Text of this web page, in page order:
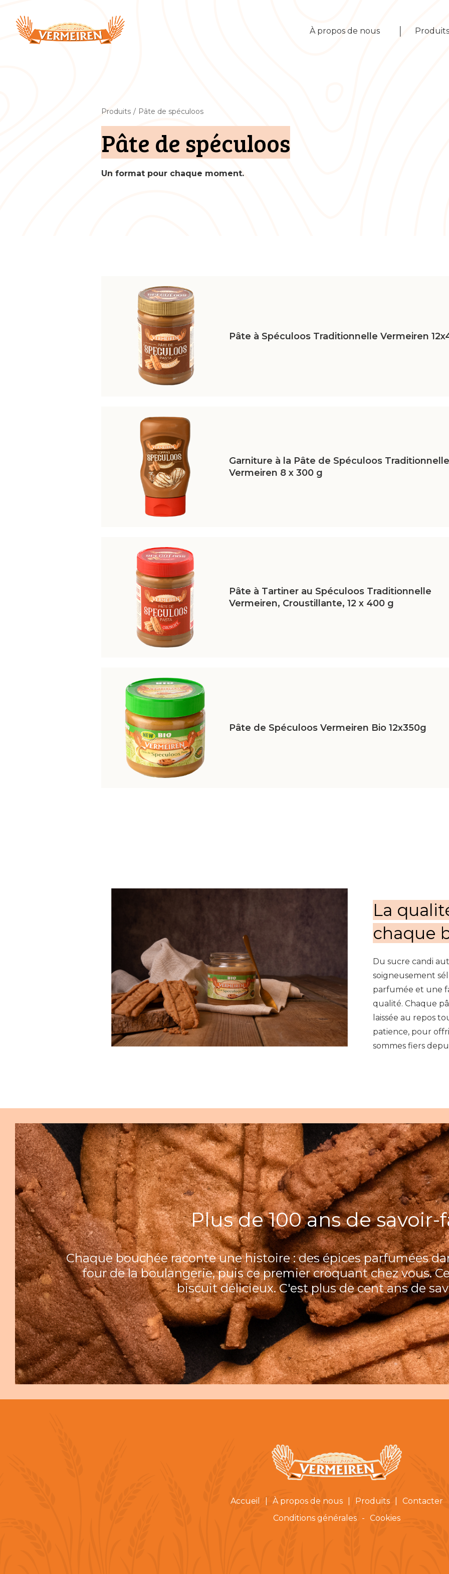
À propos de nous Produits
Produits / Pâte de spéculoos
Pâte de spéculoos
Un format pour chaque moment.
Pâte à Spéculoos Traditionnelle Vermeiren
Garniture à la Pâte de Spéculoos Traditionnelle
Vermeiren 8 x 300 g
Pâte à Tartiner au Spéculoos Traditionnelle
Vermeiren, Croustillante, 12 x 400 g
Pâte de Spéculoos Vermeiren Bio 12x350g
La
chaque
Du sucre candi
soigneusement
parfumée et une
qualité. Chaque
laissée au repos
patience, pour
sommes fiers
Plus de 100 ans de savoir-
Chaque bouchée raconte une histoire : des épices parfumées
four de la boulangerie, puis ce premier croquant chez vous.
biscuit délicieux. C'est plus de cent ans de
Accueil À propos de nous Produits
Contacter
Conditions générales - Cookies